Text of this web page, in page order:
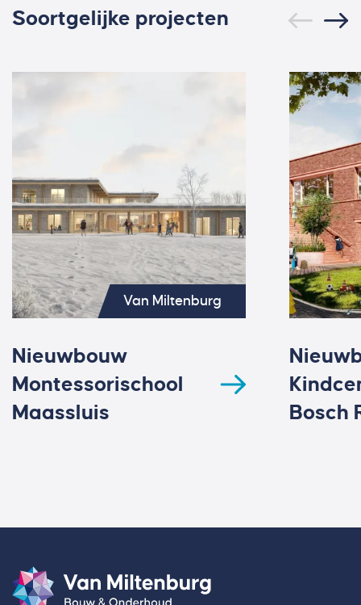
Soortgelijke projecten
Van Miltenburg
Nieuwbouw
Montessorischool
Maassluis
Bosch